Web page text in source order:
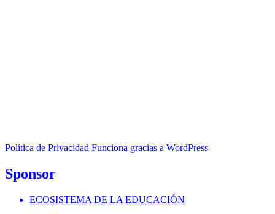
Política de Privacidad Funciona gracias a WordPress
Sponsor
ECOSISTEMA DE LA EDUCACIÓN